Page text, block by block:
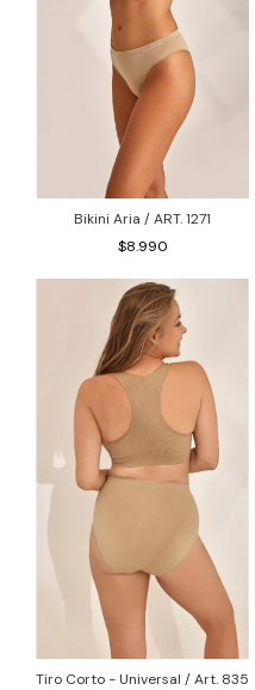
Bikini Aria / ART. 1271
$8.990
Tiro Corto - Universal / Art. 835